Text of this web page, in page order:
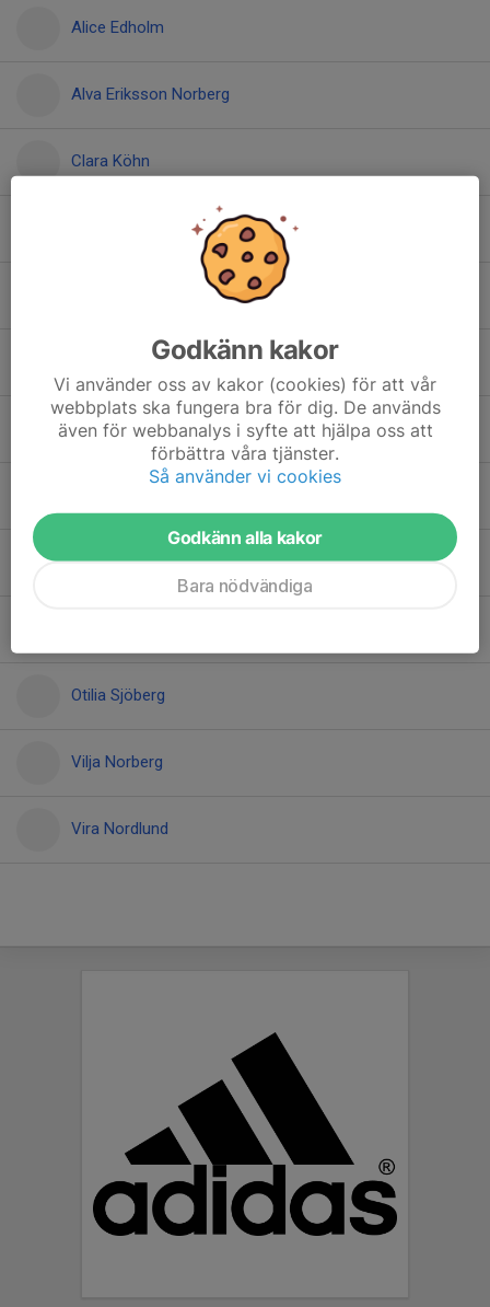
Alice Edholm
Alva Eriksson Norberg
Clara Köhn
Elvira Gustafsson
Holly Sällström
Jazmine Hedman
Klara Sandström Högberg
Otilia Sjöberg
Vilja Norberg
Vira Nordlund
Godkänn kakor
Vi använder oss av kakor (cookies) för att vår
webbplats ska fungera bra för dig. De används
även för webbanalys i syfte att hjälpa oss att
förbättra våra tjänster.
Så använder vi cookies
Godkänn alla kakor
Bara nödvändiga